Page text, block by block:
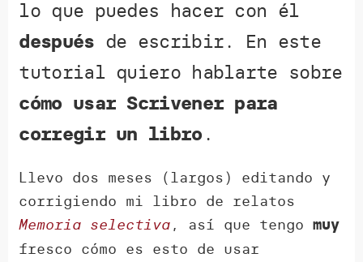
lo que puedes hacer con él
después de escribir. En este
tutorial quiero hablarte sobre
cómo usar Scrivener para
corregir un libro .
Llevo dos meses (largos) editando y
corrigiendo mi libro de relatos
Memoria selectiva, así que tengomuy
fresco cómo es esto de usar